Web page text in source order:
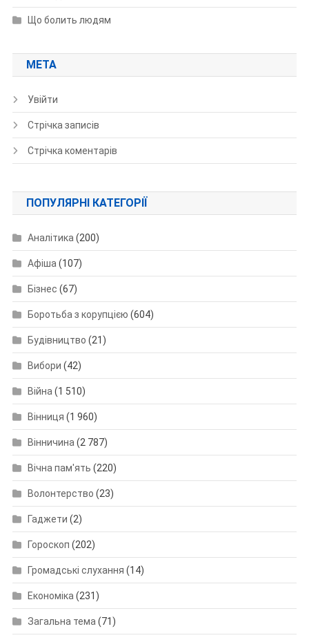
Що болить людям
МЕТА
Увійти
Стрічка записів
Стрічка коментарів
ПОПУЛЯРНІ КАТЕГОРІЇ
Аналітика (200)
Афіша (107)
Бізнес (67)
Боротьба з корупцією (604)
Будівництво (21)
Вибори (42)
Війна (1 510)
Вінниця (1 960)
Вінничина (2 787)
Вічна пам'ять (220)
Волонтерство (23)
Гаджети (2)
Гороскоп (202)
Громадські слухання (14)
Економіка (231)
Загальна тема (71)